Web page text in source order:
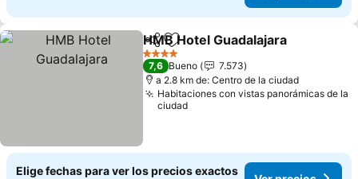
CompartirAgregar a favoritos
HMB Hotel Guadalajara
4 Estrellas
7,6 Bueno
7.573
a 2.8 km de: Centro de la ciudad
Habitaciones con vistas panorámicas de la
ciudad
Elige fechas para ver los precios exactos